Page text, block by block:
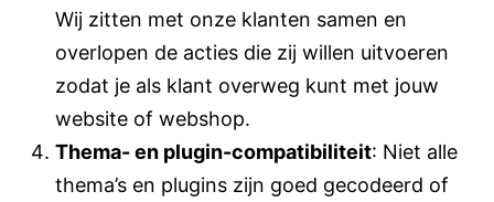
Wij zitten met onze klanten samen en
overlopen de acties die zij willen uitvoeren
zodat je als klant overweg kunt met jouw
website of webshop.
Thema- en plugin-compatibiliteit: Niet alle
thema’s en plugins zijn goed gecodeerd of